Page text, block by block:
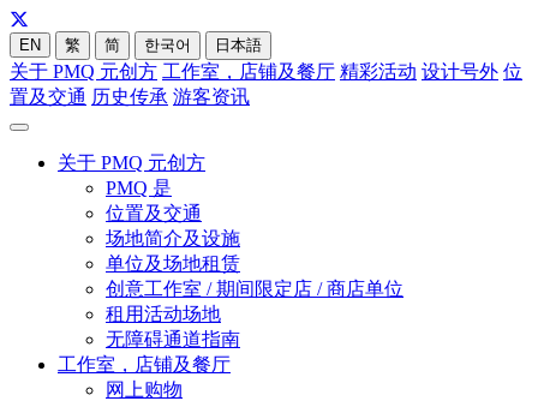
EN 繁 简 한국어 日本語
关于 PMQ 元创方 工作室，店铺及餐厅 精彩活动 设计号外 位
置及交通 历史传承 游客资讯
关于 PMQ 元创方
PMQ 是
位置及交通
场地简介及设施
单位及场地租赁
创意工作室 / 期间限定店 / 商店单位
租用活动场地
无障碍通道指南
工作室，店铺及餐厅
网上购物